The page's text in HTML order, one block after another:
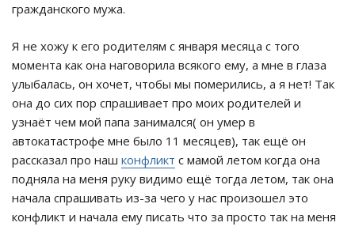
гражданского мужа.
Я не хожу к его родителям с января месяца с того
момента как она наговорила всякого ему, а мне в глаза
улыбалась, он хочет, чтобы мы померились, а я нет! Так
она до сих пор спрашивает про моих родителей и
узнаёт чем мой папа занимался( он умер в
автокатастрофе мне было 11 месяцев), так ещё он
рассказал про наш конфликт с мамой летом когда она
подняла на меня руку видимо ещё тогда летом, так она
начала спрашивать из-за чего у нас произошел это
конфликт и начала ему писать что за просто так на меня